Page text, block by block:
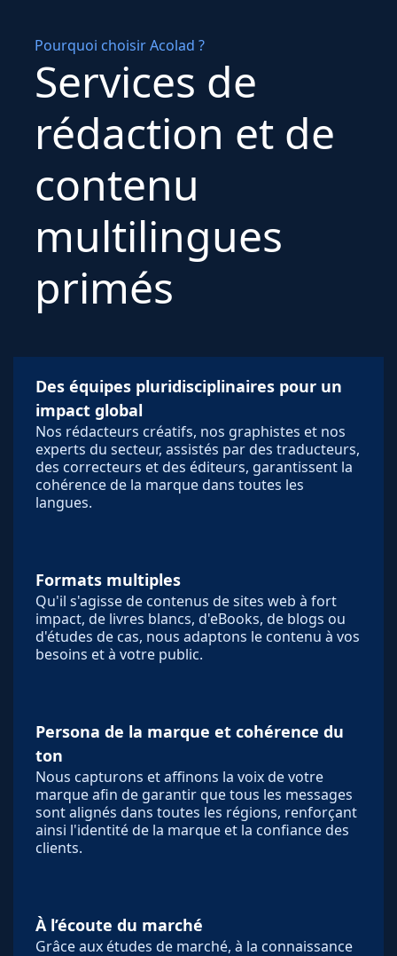
Pourquoi choisir Acolad ?
Services de
rédaction et de
contenu
multilingues
primés
Des équipes pluridisciplinaires pour un
impact global
Nos rédacteurs créatifs, nos graphistes et nos
experts du secteur, assistés par des traducteurs,
des correcteurs et des éditeurs, garantissent la
cohérence de la marque dans toutes les
langues.
Formats multiples
Qu'il s'agisse de contenus de sites web à fort
impact, de livres blancs, d'eBooks, de blogs ou
d'études de cas, nous adaptons le contenu à vos
besoins et à votre public.
Persona de la marque et cohérence du
ton
Nous capturons et affinons la voix de votre
marque afin de garantir que tous les messages
sont alignés dans toutes les régions, renforçant
ainsi l'identité de la marque et la confiance des
clients.
À l’écoute du marché
Grâce aux études de marché, à la connaissance